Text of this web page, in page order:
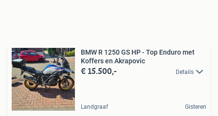
BMW R 1250 GS HP - Top Enduro met
Koffers en Akrapovic
€ 15.500,- Details
Landgraaf Gisteren